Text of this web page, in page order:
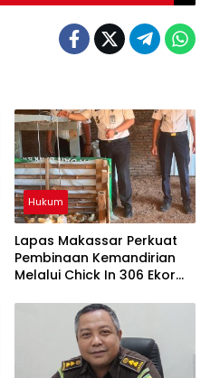
Hukum
Lapas Makassar Perkuat
Pembinaan Kemandirian
Melalui Chick In 306 Ekor